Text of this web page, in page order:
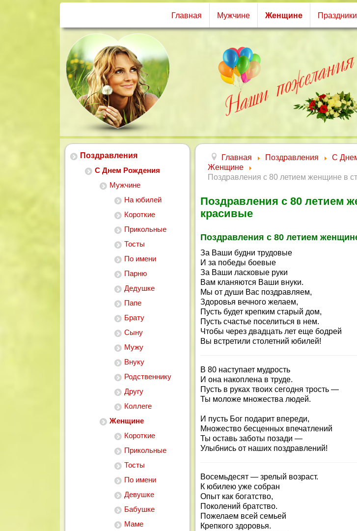
Главная Мужчине Женщине Праздники
Поздравления
С Днем Рождения
Мужчине
На юбилей
Короткие
Прикольные
Тосты
По имени
Парню
Дедушке
Папе
Брату
Сыну
Мужу
Внуку
Родственнику
Другу
Коллеге
Женщине
Короткие
Прикольные
Тосты
По имени
Девушке
Бабушке
Маме
Главная Поздравления
С
Женщине
Поздравления с 80 летием женщине в
Поздравления с 80 летием
красивые
Поздравления с 80 летием
За Ваши будни трудовые
И за победы боевые
За Ваши ласковые руки
Вам кланяются Ваши внуки.
Мы от души Вас поздравляем,
Здоровья вечного желаем,
Пусть будет крепким старый дом,
Пусть счастье поселиться в нем.
Чтобы через двадцать лет еще бодрей
Вы встретили столетний юбилей!
В 80 наступает мудрость
И она накоплена в труде.
Пусть в руках твоих сегодня трость —
Ты моложе множества людей.
И пусть Бог подарит впереди,
Множество бесценных впечатлений
Ты оставь заботы позади —
Улыбнись от наших поздравлений!
Восемьдесят — зрелый возраст.
К юбилею уже собран
Опыт как богатство,
Поколений братство.
Пожелаем всей семьей
Крепкого здоровья.